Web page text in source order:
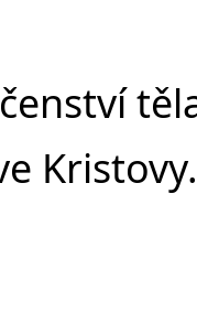
Kristovy.